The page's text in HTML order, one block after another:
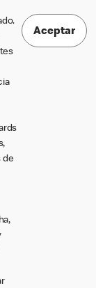
de
Aceptar